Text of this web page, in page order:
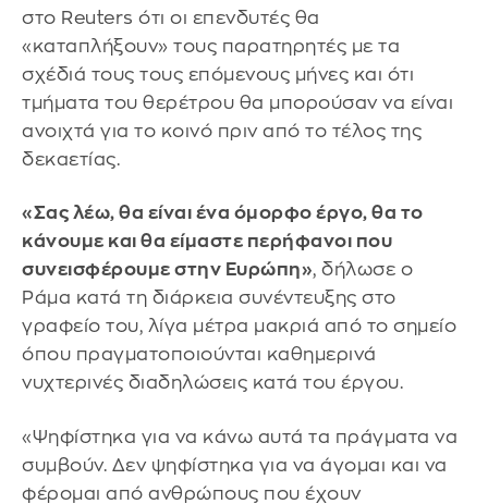
στο Reuters ότι οι επενδυτές θα
«καταπλήξουν» τους παρατηρητές με τα
σχέδιά τους τους επόμενους μήνες και ότι
τμήματα του θερέτρου θα μπορούσαν να είναι
ανοιχτά για το κοινό πριν από το τέλος της
δεκαετίας.
«Σας λέω, θα είναι ένα όμορφο έργο, θα το
κάνουμε και θα είμαστε περήφανοι που
συνεισφέρουμε στην Ευρώπη», δήλωσε ο
Ράμα κατά τη διάρκεια συνέντευξης στο
γραφείο του, λίγα μέτρα μακριά από το σημείο
όπου πραγματοποιούνται καθημερινά
νυχτερινές διαδηλώσεις κατά του έργου.
«Ψηφίστηκα για να κάνω αυτά τα πράγματα να
συμβούν. Δεν ψηφίστηκα για να άγομαι και να
φέρομαι από ανθρώπους που έχουν